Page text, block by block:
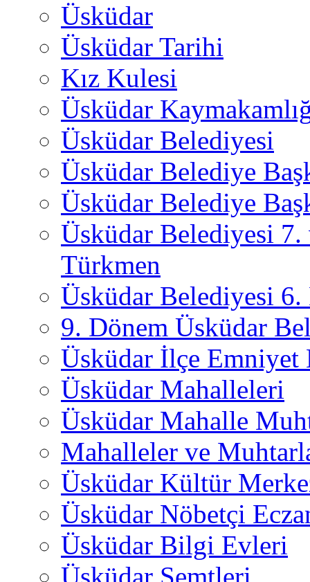
Üsküdar
Üsküdar Tarihi
Kız Kulesi
Üsküdar
Üsküdar Belediyesi
Üsküdar Belediye
Üsküdar Belediye
Üsküdar Belediyesi
Türkmen
Üsküdar Belediyesi 6.
9. Dönem Üsküdar
Üsküdar İlçe
Üsküdar Mahalleleri
Üsküdar Mahalle
Mahalleler ve
Üsküdar Kültür
Üsküdar Nöbetçi
Üsküdar Bilgi Evleri